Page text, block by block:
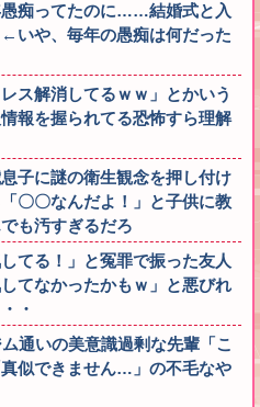
痴ってたのに……結婚式と入
いや、毎年の愚痴は何だった
ス解消してるｗｗ」とかいう
報を握られてる恐怖すら理解
子に謎の衛生観念を押し付け
〇〇なんだよ！」と子供に教
も汚すぎるだろ
てる！」と冤罪で振った友人
てなかったかもｗ」と悪びれ
・
通いの美意識過剰な先輩「こ
似できません…」の不毛なや